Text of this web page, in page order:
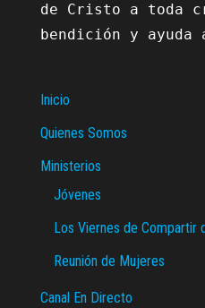
de Cristo a toda
bendición y ayuda
Inicio
Quienes Somos
Ministerios
Jóvenes
Los Viernes de Compartir
Reunión de Mujeres
Canal En Directo